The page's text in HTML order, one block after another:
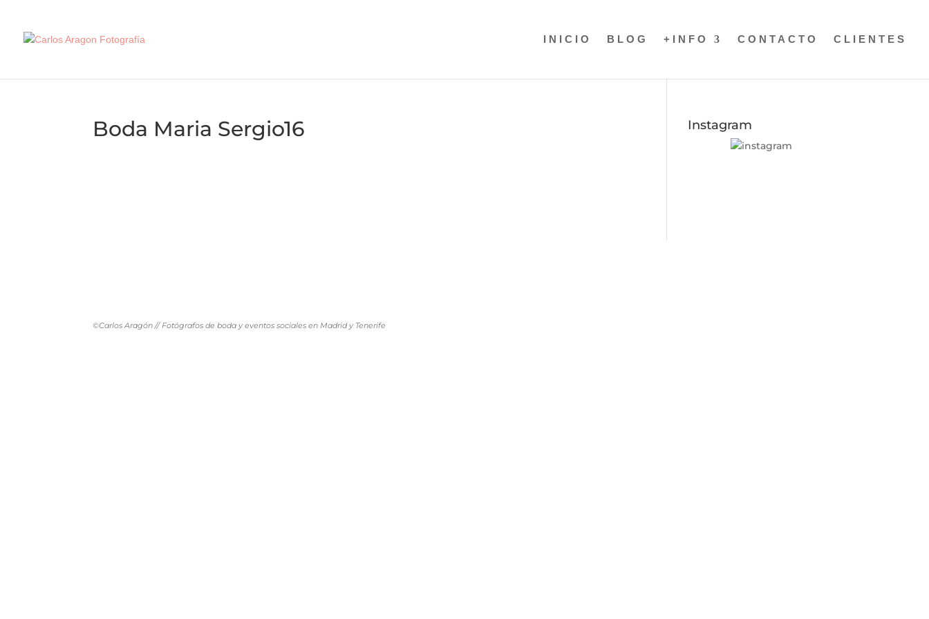
INICIO BLOG +INFO CONTACTO CLIENTES
Boda Maria Sergio16 Instagram
©Carlos Aragón // Fotógrafos de boda y eventos sociales en Madrid y Tenerife